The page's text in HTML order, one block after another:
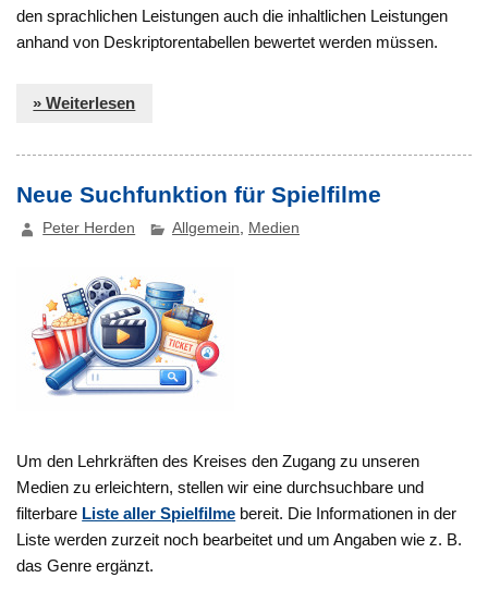
den sprachlichen Leistungen auch die inhaltlichen Leistungen
anhand von Deskriptorentabellen bewertet werden müssen.
» Weiterlesen
Neue Suchfunktion für Spielfilme
Peter Herden Allgemein, Medien
Um den Lehrkräften des Kreises den Zugang zu unseren
Medien zu erleichtern, stellen wir eine durchsuchbare und
filterbare Liste aller Spielfilme bereit. Die Informationen in der
Liste werden zurzeit noch bearbeitet und um Angaben wie z. B.
das Genre ergänzt.